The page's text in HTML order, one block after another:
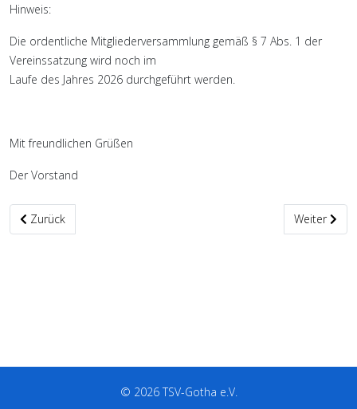
Hinweis:
Die ordentliche Mitgliederversammlung gemäß § 7 Abs. 1 der
Vereinssatzung wird noch im
Laufe des Jahres 2026 durchgeführt werden.
Mit freundlichen Grüßen
Der Vorstand
Vorheriger Beitrag: Einladung zur außerordentlichen
Zurück Nächster
Weiter
© 2026 TSV-Gotha e.V.